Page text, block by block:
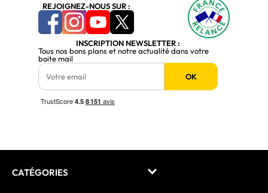
REJOIGNEZ-NOUS SUR :
INSCRIPTION NEWSLETTER :
Tous nos bons plans et notre actualité dans votre
boite mail
OK
CATÉGORIES